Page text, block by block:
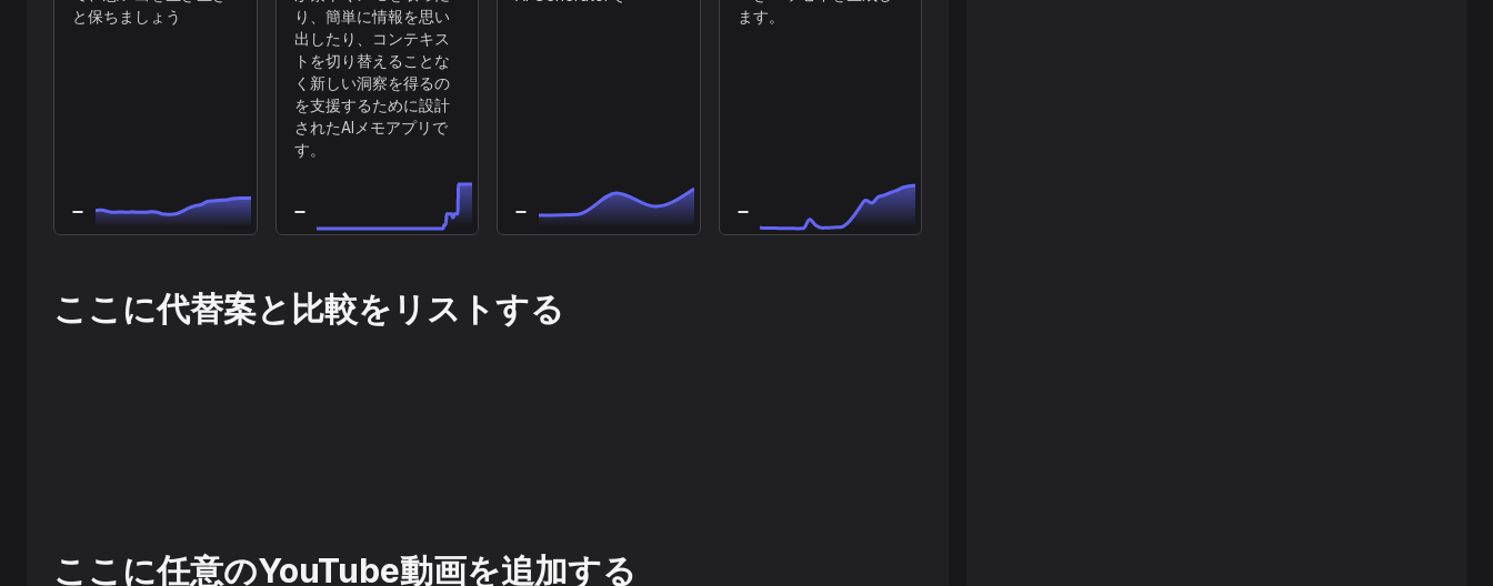
と保ちましょう
り、簡単に情報を思い
出したり、コンテキス
トを切り替えることな
く新しい洞察を得るの
を支援するために設計
されたAIメモアプリで
す。
ます。
ここに代替案と比較をリストする
ここに任意のYouTube動画を追加する